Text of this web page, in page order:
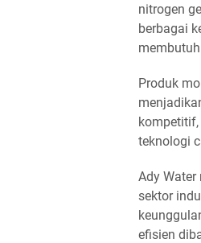
nitrogen
berbagai
Produk
teknologi
Ady
sektor
efisien